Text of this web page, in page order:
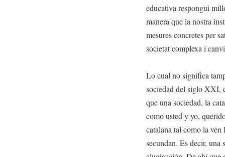
educativa respongui
manera que la nostra
mesures concretes per
societat complexa i
Lo cual no significa
sociedad del siglo XXI,
que una sociedad, la
como usted y yo,
catalana tal como la
secundan. Es decir, una